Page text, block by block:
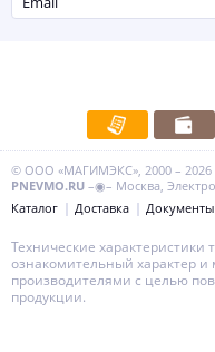
© ООО «МАГИМЭКС», 2000 – 2026
PNEVMO.RU –◉– Москва,
Каталог
Доставка
Технические характеристики
ознакомительный характер
производителями с целью
продукции.